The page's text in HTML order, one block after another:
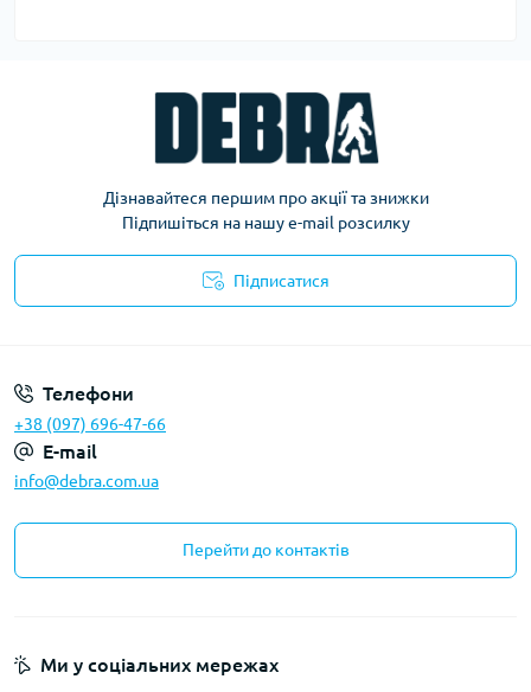
Дізнавайтеся першим про акції та знижки
Підпишіться на нашу e-mail розсилку
Підписатися
Телефони
+38 (097) 696-47-66
E-mail
info@debra.com.ua
Перейти до контактів
Ми у соціальних мережах